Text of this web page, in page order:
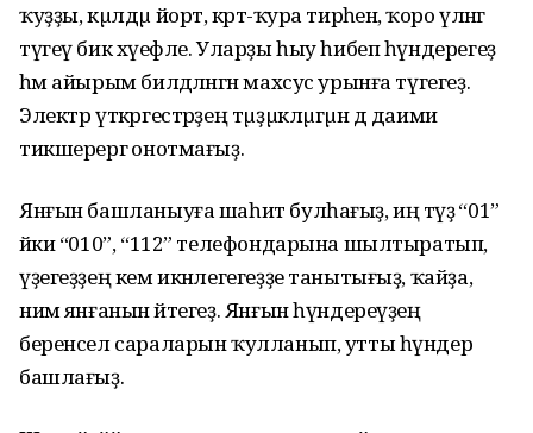
ҡуҙҙы, кµлдµ йорт, кәртә-ҡура тирәһенә, ҡоро үләнгә
түгеү бик хәүефле. Уларҙы һыу һибеп һүндерегеҙ
һәм айырым билдәләнгән махсус урынға түгегеҙ.
Электр үткәргестәрҙең тµҙµклµгµн дә даими
тикшерергә онотмағыҙ.
Янғын башланыуға шаһит булһағыҙ, иң тәүҙә “01”
йәки “010”, “112” телефондарына шылтыратып,
үҙегеҙҙең кем икәнлегегеҙҙе танытығыҙ, ҡайҙа,
нимә янғанын әйтегеҙ. Янғын һүндереүҙең
беренсел сараларын ҡулланып, утты һүндерә
башлағыҙ.